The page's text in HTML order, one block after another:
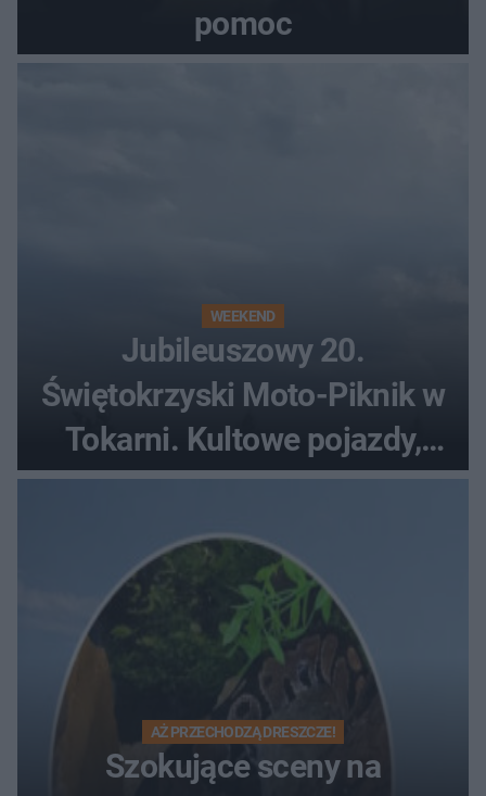
pomoc
WEEKEND
Jubileuszowy 20.
Świętokrzyski Moto-Piknik w
Tokarni. Kultowe pojazdy,
pokazy i muzyczna scena w
Muzeum Wsi Kieleckiej
AŻ PRZECHODZĄ DRESZCZE!
Szokujące sceny na